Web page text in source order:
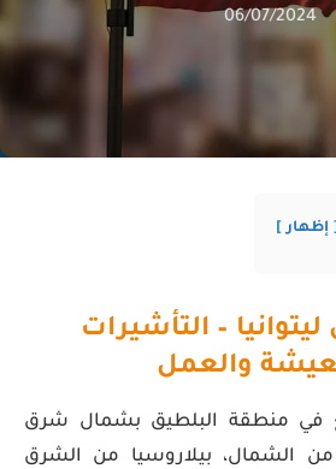
06/07/2024
إظهار
– التأشيرات
والعمل
في منطقة البلطيق بشمال شرق
من الشمال، بيلاروسيا من الشرق